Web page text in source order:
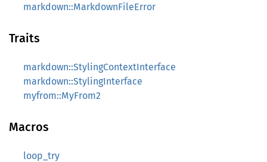
markdown::MarkdownFileError
Traits
markdown::StylingContextInterface
markdown::StylingInterface
myfrom::MyFrom2
Macros
loop_try